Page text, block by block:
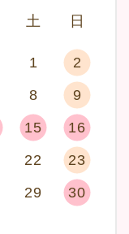
土 日
1
2
8
9
15
16
22
23
29
30